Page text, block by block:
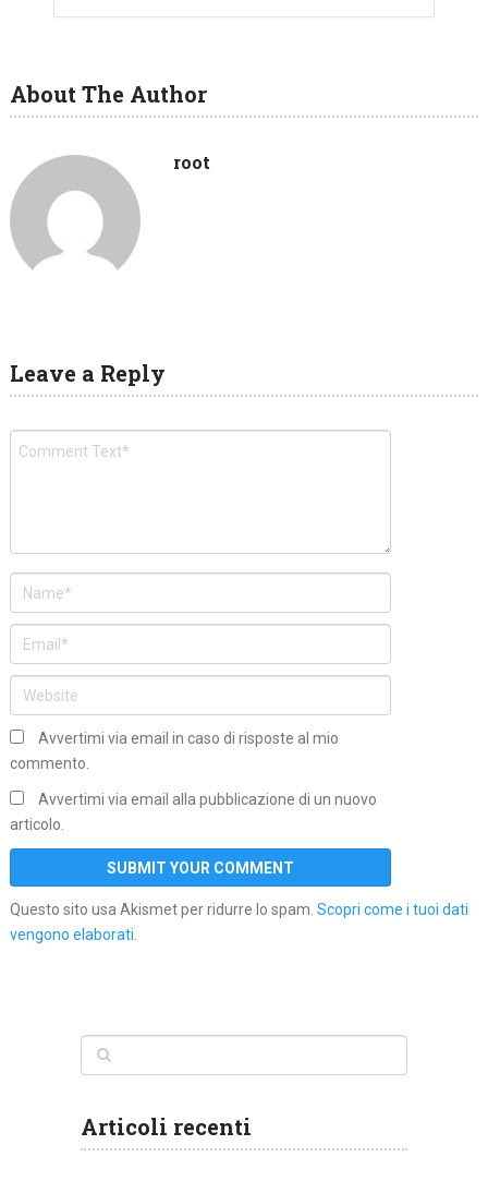
About The Author
root
Leave a Reply
Avvertimi via email in caso di risposte al mio
commento.
Avvertimi via email alla pubblicazione di un nuovo
articolo.
Questo sito usa Akismet per ridurre lo spam. Scopri come i tuoi dati
vengono elaborati.
Articoli recenti